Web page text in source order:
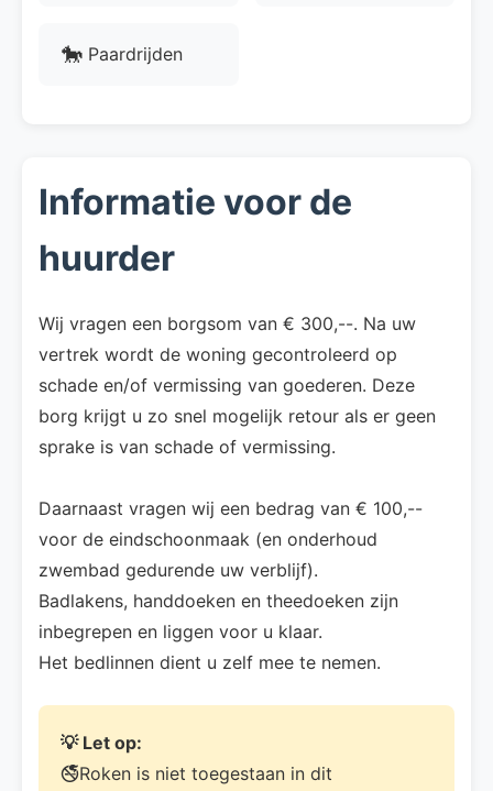
🐎 Paardrijden
Informatie voor de
huurder
Wij vragen een borgsom van € 300,--. Na uw
vertrek wordt de woning gecontroleerd op
schade en/of vermissing van goederen. Deze
borg krijgt u zo snel mogelijk retour als er geen
sprake is van schade of vermissing.
Daarnaast vragen wij een bedrag van € 100,--
voor de eindschoonmaak (en onderhoud
zwembad gedurende uw verblijf).
Badlakens, handdoeken en theedoeken zijn
inbegrepen en liggen voor u klaar.
Het bedlinnen dient u zelf mee te nemen.
💡 Let op:
🚭Roken is niet toegestaan in dit